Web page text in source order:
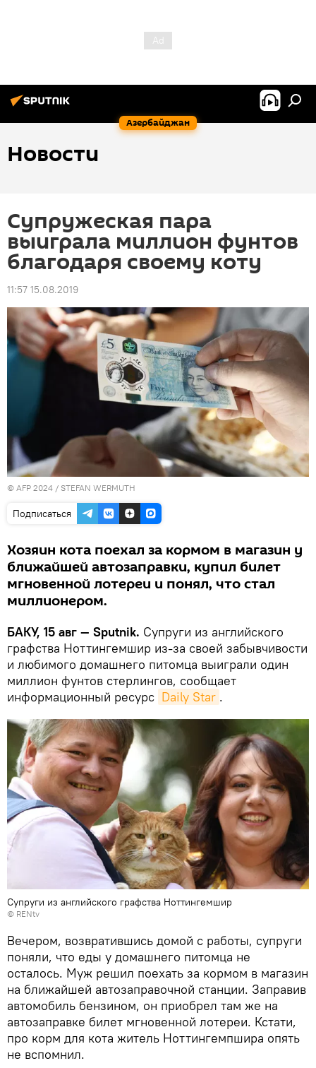
Азербайджан
Новости
Супружеская пара
выиграла миллион фунтов
благодаря своему коту
11:57 15.08.2019
© AFP 2024 / STEFAN WERMUTH
Подписаться
Хозяин кота поехал за кормом в магазин у
ближайшей автозаправки, купил билет
мгновенной лотереи и понял, что стал
миллионером.
БАКУ, 15 авг — Sputnik. Супруги из английского
графства Ноттингемшир из-за своей забывчивости
и любимого домашнего питомца выиграли один
миллион фунтов стерлингов, сообщает
информационный ресурс Daily Star .
Супруги из английского графства Ноттингемшир
© RENtv
Вечером, возвратившись домой с работы, супруги
поняли, что еды у домашнего питомца не
осталось. Муж решил поехать за кормом в магазин
на ближайшей автозаправочной станции. Заправив
автомобиль бензином, он приобрел там же на
автозаправке билет мгновенной лотереи. Кстати,
про корм для кота житель Ноттингемпшира опять
не вспомнил.